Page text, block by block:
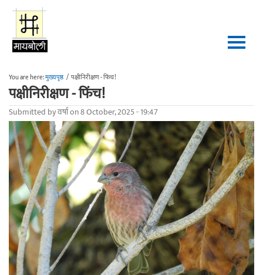
Skip to main content
You are here:मुख्यपृष्ठ / पक्षीनिरीक्षण - फिंच!
पक्षीनिरीक्षण - फिंच!
Submitted byवर्षाon 8 October, 2025 - 19:47